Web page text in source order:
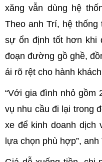
xăng vẫn dùng hệ
Theo anh Trí, hệ
sự ổn định tốt hơn khi
đoạn đường gồ ghề,
ái rõ rệt cho hành
“Với gia đình nhỏ
vụ nhu cầu đi lại trong
xe để kinh doanh dịch
lựa chọn phù hợp”, anh